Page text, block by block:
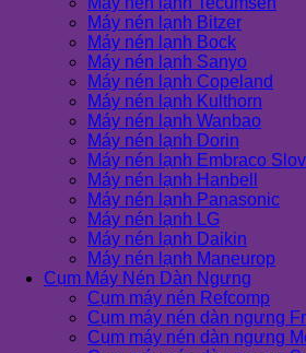
Máy nén lạnh Bitzer
Máy nén lạnh Bock
Máy nén lạnh Sanyo
Máy nén lạnh Copeland
Máy nén lạnh Kulthorn
Máy nén lạnh Wanbao
Máy nén lạnh Dorin
Máy nén lạnh Embraco
Máy nén lạnh Hanbell
Máy nén lạnh Panasonic
Máy nén lạnh LG
Máy nén lạnh Daikin
Máy nén lạnh Maneurop
Cụm Máy Nén Dàn Ngưng
Cụm máy nén Refcomp
Cụm máy nén dàn ngưng
Cụm máy nén dàn ngưng